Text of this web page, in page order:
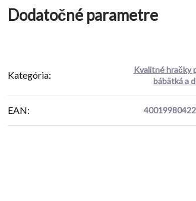
Dodatočné parametre
Kategória:
Kvalitné hračky
bábätká a
EAN: